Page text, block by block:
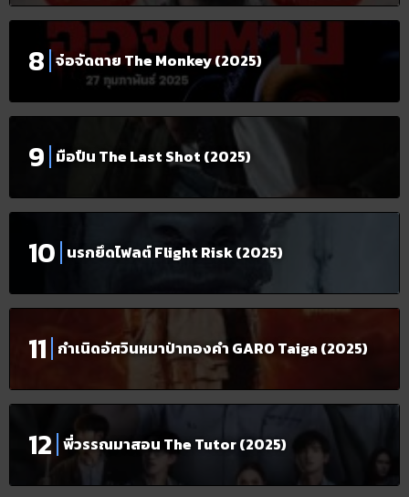
จ๋อจัดตาย The Monkey (2025)
มือปืน The Last Shot (2025)
นรกยึดไฟลต์ Flight Risk (2025)
กำเนิดอัศวินหมาป่าทองคำ GARO Taiga (2025)
พี่วรรณมาสอน The Tutor (2025)